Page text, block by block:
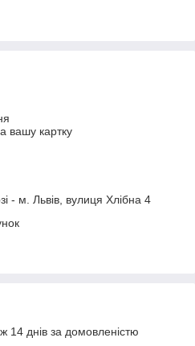
вашу картку
- м. Львів, вулиця Хлібна 4
14 днів за домовленістю